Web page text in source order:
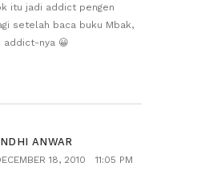
itu jadi addict pengen
setelah baca buku Mbak,
addict-nya 😀
ANWAR
18, 2010
11:05 PM